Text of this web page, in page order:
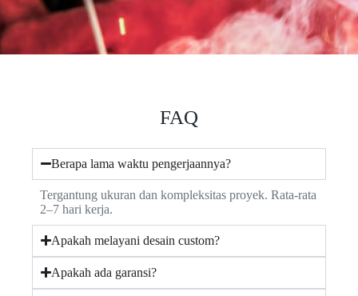
FAQ
Berapa lama waktu pengerjaannya?
Tergantung ukuran dan kompleksitas proyek. Rata-rata
2–7 hari kerja.
Apakah melayani desain custom?
Apakah ada garansi?